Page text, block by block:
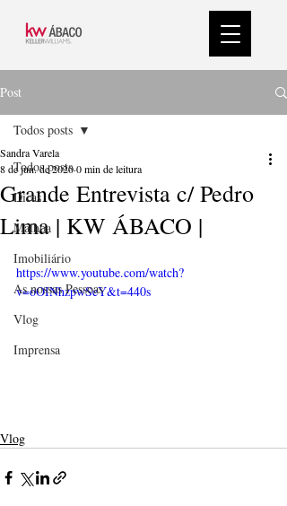
Post
Todos posts
Dicas
Malhoa
Imobiliário
As nossas Pessoas
Vlog
Imprensa
Todos posts
Grande Entrevista c/ Pedro
Lima | KW ÁBACO |
Sandra Varela
8 de jun. de 20200 min de leitura
https://www.youtube.com/watch?
v=oOINhzpwSeY&t=440s
Vlog